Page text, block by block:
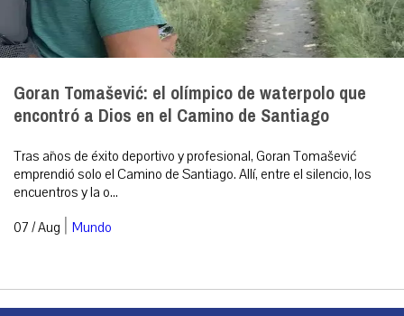
Goran Tomašević: el olímpico de waterpolo que
encontró a Dios en el Camino de Santiago
Tras años de éxito deportivo y profesional, Goran Tomašević
emprendió solo el Camino de Santiago. Allí, entre el silencio, los
encuentros y la o...
07 / Aug | Mundo